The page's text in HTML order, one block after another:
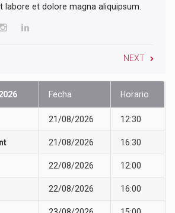
labore et dolore magna aliquipsum.
NEXT
Fecha Horario
21/08/2026 12:30
21/08/2026 16:30
22/08/2026 12:00
22/08/2026 16:00